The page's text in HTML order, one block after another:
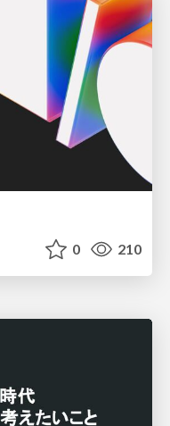
0 210